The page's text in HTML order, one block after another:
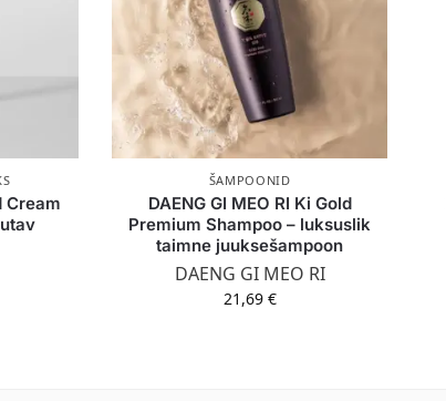
Cream
ŠAMPOONID
DAENG GI MEO RI Ki Gold
Premium Shampoo – luksuslik
taimne juuksešampoon
DAENG GI MEO RI
21,69 €